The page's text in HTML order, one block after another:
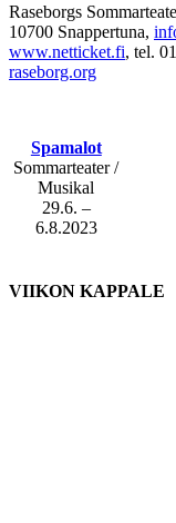
Raseborgs
10700 Snappertuna,
www.netticket.fi, tel.
raseborg.org
Spamalot
Sommarteater /
Musikal
29.6. –
6.8.2023
VIIKON KAPPALE